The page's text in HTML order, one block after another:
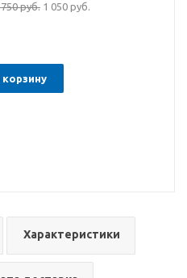
руб. 1 050 руб.
корзину
Характеристики